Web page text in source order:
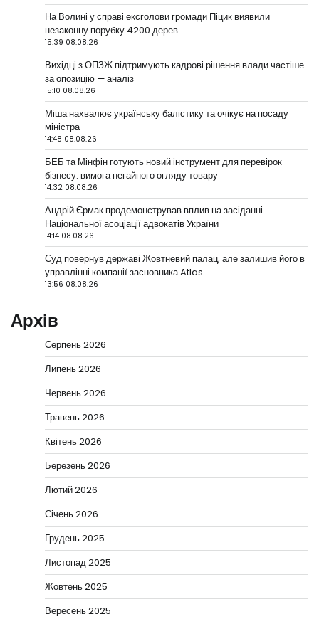
На Волині у справі ексголови громади Піцик виявили
незаконну порубку 4200 дерев
15:39 08.08.26
Вихідці з ОПЗЖ підтримують кадрові рішення влади частіше
за опозицію — аналіз
15:10 08.08.26
Міша нахвалює українську балістику та очікує на посаду
міністра
14:48 08.08.26
БЕБ та Мінфін готують новий інструмент для перевірок
бізнесу: вимога негайного огляду товару
14:32 08.08.26
Андрій Єрмак продемонстрував вплив на засіданні
Національної асоціації адвокатів України
14:14 08.08.26
Суд повернув державі Жовтневий палац, але залишив його в
управлінні компанії засновника Atlas
13:56 08.08.26
Архів
Серпень 2026
Липень 2026
Червень 2026
Травень 2026
Квітень 2026
Березень 2026
Лютий 2026
Січень 2026
Грудень 2025
Листопад 2025
Жовтень 2025
Вересень 2025